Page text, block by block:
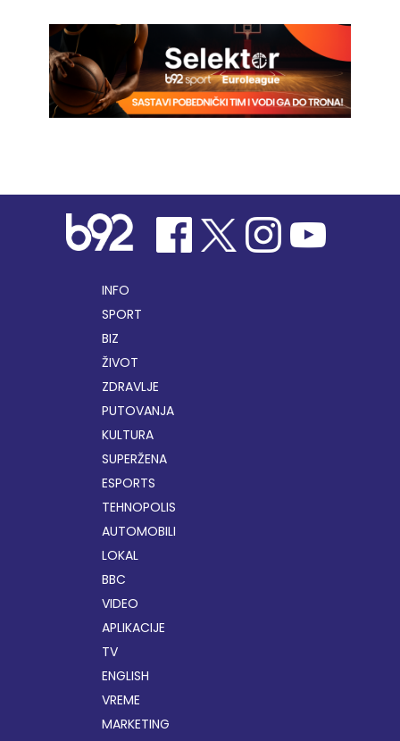
INFO
SPORT
BIZ
ŽIVOT
ZDRAVLJE
PUTOVANJA
KULTURA
SUPERŽENA
ESPORTS
TEHNOPOLIS
AUTOMOBILI
LOKAL
BBC
VIDEO
APLIKACIJE
TV
ENGLISH
VREME
MARKETING